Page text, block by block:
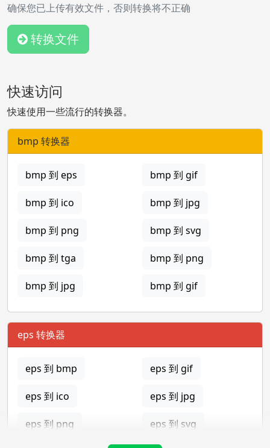
确保您已上传有效文件，否则转换将不正确
转换文件
快速访问
快速使用一些流行的转换器。
bmp 转换器
bmp 到 eps bmp 到 gif
bmp 到 ico bmp 到 jpg
bmp 到 png bmp 到 svg
bmp 到 tga bmp 到 png
bmp 到 jpg bmp 到 gif
eps 转换器
eps 到 bmp eps 到 gif
eps 到 ico eps 到 jpg
eps 到 png eps 到 svg